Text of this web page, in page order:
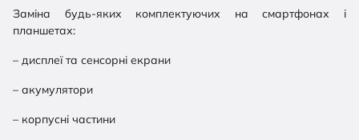
Заміна будь-яких комплектуючих на смартфонах і
планшетах:
– дисплеї та сенсорні екрани
– акумулятори
– корпусні частини